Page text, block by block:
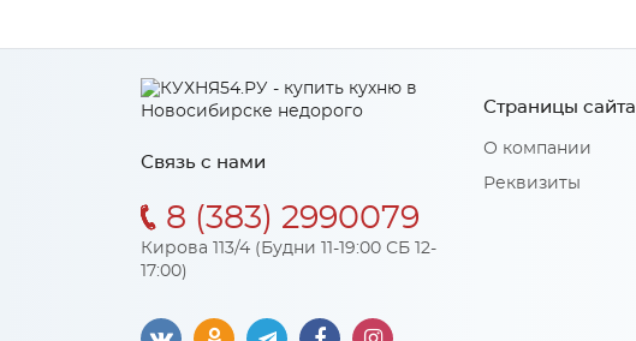
Связь с нами
8 (383) 2990079
Кирова 113/4 (Будни 11-19:00 СБ 12-
17:00)
Страницы сайта
О компании
Реквизиты